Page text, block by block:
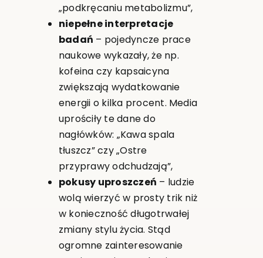
„podkręcaniu metabolizmu”,
niepełne interpretacje
badań – pojedyncze prace
naukowe wykazały, że np.
kofeina czy kapsaicyna
zwiększają wydatkowanie
energii o kilka procent. Media
uprościły te dane do
nagłówków: „Kawa spala
tłuszcz” czy „Ostre
przyprawy odchudzają”,
pokusy uproszczeń – ludzie
wolą wierzyć w prosty trik niż
w konieczność długotrwałej
zmiany stylu życia. Stąd
ogromne zainteresowanie